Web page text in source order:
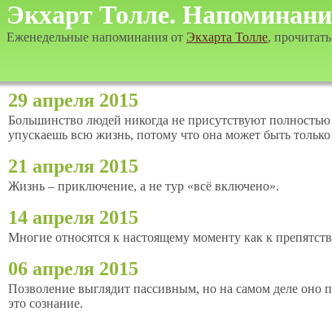
Экхарт Толле.
Еженедельные напоминания от Экхарта Толле,
29 апреля 2015
Большинство людей никогда не присутствуют
упускаешь всю жизнь, потому что она может быть только
21 апреля 2015
Жизнь – приключение, а не тур «всё включено».
14 апреля 2015
Многие относятся к настоящему моменту как к
06 апреля 2015
Позволение выглядит пассивным, но на самом деле оно
это сознание.